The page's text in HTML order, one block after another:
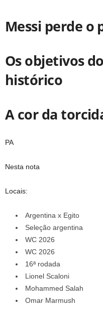
Messi perde o
Os objetivos
histórico
A cor da
PA
Nesta nota
Locais:
Argentina x Egito
Seleção argentina
WC 2026
WC 2026
16ª rodada
Lionel Scaloni
Mohammed Salah
Omar Marmush